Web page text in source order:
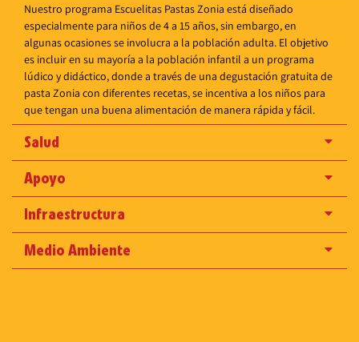
Nuestro programa Escuelitas Pastas Zonia está diseñado
especialmente para niños de 4 a 15 años, sin embargo, en
algunas ocasiones se involucra a la población adulta. El objetivo
es incluir en su mayoría a la población infantil a un programa
lúdico y didáctico, donde a través de una degustación gratuita de
pasta Zonia con diferentes recetas, se incentiva a los niños para
que tengan una buena alimentación de manera rápida y fácil.
Salud
Apoyo
Infraestructura
Medio Ambiente